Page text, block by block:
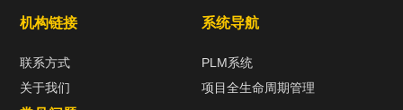
机构链接
联系方式
关于我们
系统导航
PLM系统
项目全生命周期管理